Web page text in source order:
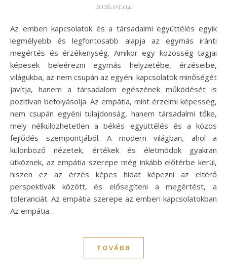
2026.05.04.
Az emberi kapcsolatok és a társadalmi együttélés egyik
legmélyebb és legfontosabb alapja az egymás iránti
megértés és érzékenység. Amikor egy közösség tagjai
képesek beleérezni egymás helyzetébe, érzéseibe,
világukba, az nem csupán az egyéni kapcsolatok minőségét
javítja, hanem a társadalom egészének működését is
pozitívan befolyásolja. Az empátia, mint érzelmi képesség,
nem csupán egyéni tulajdonság, hanem társadalmi tőke,
mely nélkülözhetetlen a békés együttélés és a közös
fejlődés szempontjából. A modern világban, ahol a
különböző nézetek, értékek és életmódok gyakran
ütköznek, az empátia szerepe még inkább előtérbe kerül,
hiszen ez az érzés képes hidat képezni az eltérő
perspektívák között, és elősegíteni a megértést, a
toleranciát. Az empátia szerepe az emberi kapcsolatokban
Az empátia…
TOVÁBB